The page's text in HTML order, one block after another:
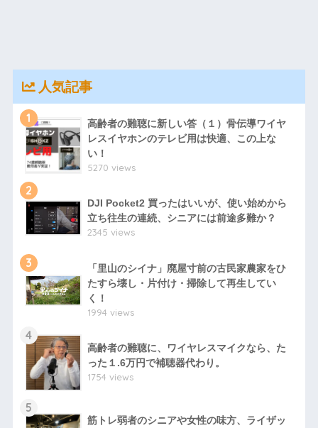
人気記事
1
高齢者の難聴に新しい答（１）骨伝導ワイヤ
レスイヤホンのテレビ用は快適、この上な
い！
5270 views
2
DJI Pocket2 買ったはいいが、使い始めから
立ち往生の連続、シニアには前途多難か？
2345 views
3
「里山のシイナ」廃屋寸前の古民家農家をひ
たすら壊し・片付け・掃除して再生してい
く！
1994 views
4
高齢者の難聴に、ワイヤレスマイクなら、た
った１.6万円で補聴器代わり。
1754 views
5
筋トレ弱者のシニアや女性の味方、ライザッ